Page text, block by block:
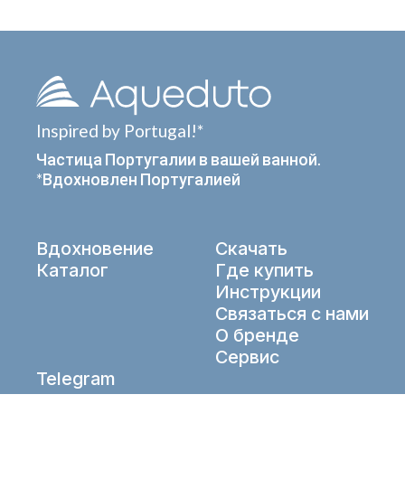
Inspired by Portugal!*
Частица Португалии в вашей ванной.
*Вдохновлен Португалией
Вдохновение
Каталог
Скачать
Где купить
Инструкции
Связаться с нами
О бренде
Сервис
Telegram
VK